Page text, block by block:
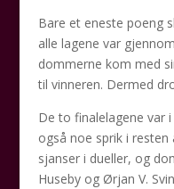
Bare et eneste poeng
alle lagene var
dommerne kom med
til vinneren. Dermed
De to finalelagene var
også noe sprik i
sjanser i dueller, og
Huseby og Ørjan V.